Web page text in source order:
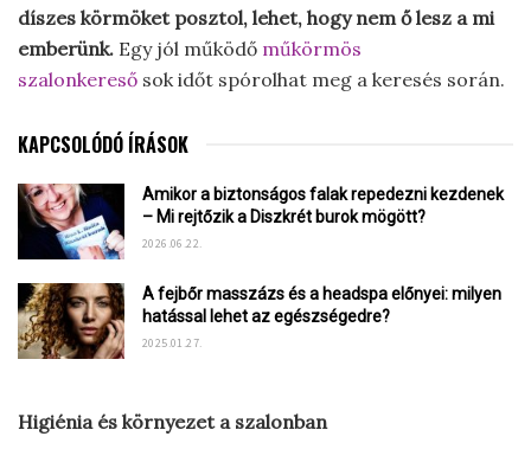
díszes körmöket posztol, lehet, hogy nem ő lesz a mi
emberünk. Egy jól működő műkörmös
szalonkereső sok időt spórolhat meg a keresés során.
KAPCSOLÓDÓ ÍRÁSOK
Amikor a biztonságos falak repedezni kezdenek
– Mi rejtőzik a Diszkrét burok mögött?
2026.06.22.
A fejbőr masszázs és a headspa előnyei: milyen
hatással lehet az egészségedre?
2025.01.27.
Higiénia és környezet a szalonban